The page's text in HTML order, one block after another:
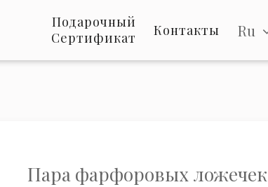
Подарочный
Сертификат
Контакты Ru
Пара фарфоровых ложечек